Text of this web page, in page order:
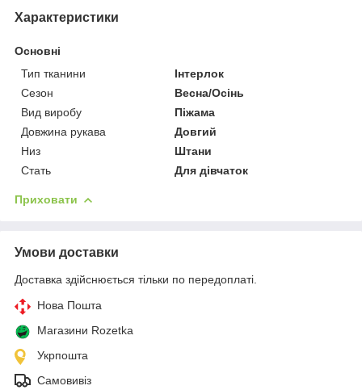
Характеристики
Основні
Тип тканини
Інтерлок
Сезон
Весна/Осінь
Вид виробу
Піжама
Довжина рукава
Довгий
Низ
Штани
Стать
Для дівчаток
Приховати
Умови доставки
Доставка здійснюється тільки по передоплаті.
Нова Пошта
Магазини Rozetka
Укрпошта
Самовивіз